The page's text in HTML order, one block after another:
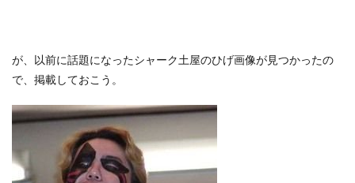
が、以前に話題になったシャーク土屋のひげ画像が見つかったの
で、掲載しておこう。